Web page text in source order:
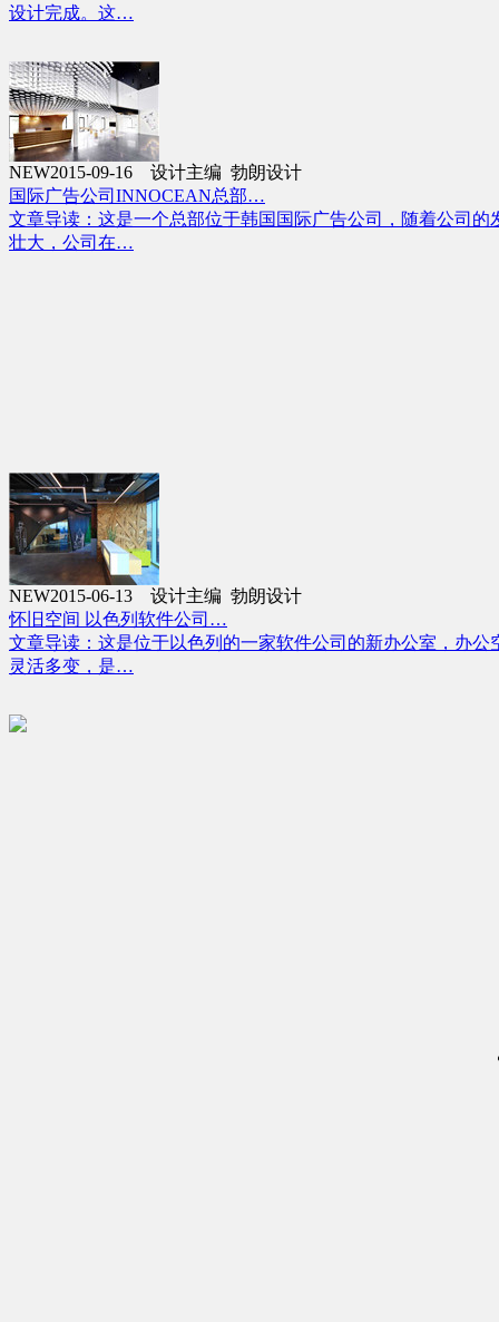
设计完成。这…
NEW2015-09-16 设计主编 勃朗设计
国际广告公司INNOCEAN总部…
文章导读：这是一个总部位于韩国国际广告公司，随着公司的
壮大，公司在…
NEW2015-06-13 设计主编 勃朗设计
怀旧空间 以色列软件公司…
文章导读：这是位于以色列的一家软件公司的新办公室，办公
灵活多变，是…